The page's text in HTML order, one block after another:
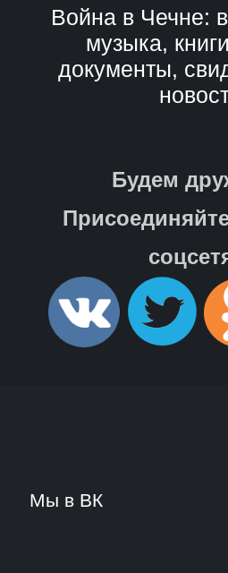
Война в Чечне:
музыка,
документы,
Будем
Мы в ВК